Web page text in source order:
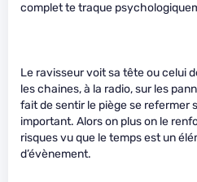
complet te traque
Le ravisseur voit sa tête ou celui
les chaines, à la radio, sur les
fait de sentir le piège se refermer
important. Alors on plus on le
risques vu que le temps est un
d’évènement.